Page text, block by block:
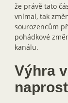
že právě tato
vnímal, tak
sourozencům
pohádkové
kanálu.
Výhra